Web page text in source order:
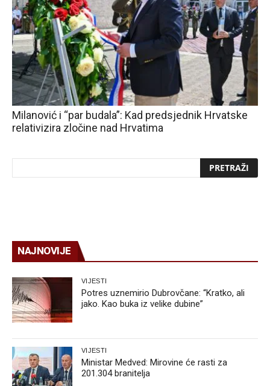
Milanović i “par budala”: Kad predsjednik Hrvatske
relativizira zločine nad Hrvatima
NAJNOVIJE
VIJESTI
Potres uznemirio Dubrovčane: “Kratko, ali
jako. Kao buka iz velike dubine”
VIJESTI
Ministar Medved: Mirovine će rasti za
201.304 branitelja